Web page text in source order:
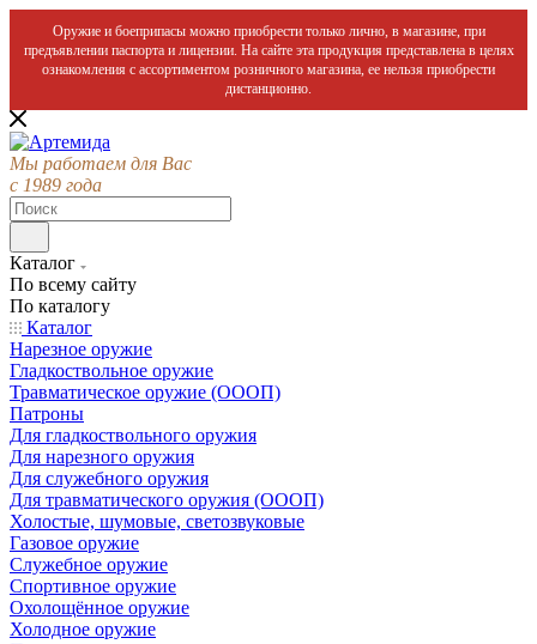
Оружие и боеприпасы можно приобрести только лично, в магазине, при
предъявлении паспорта и лицензии. На сайте эта продукция представлена в целях
ознакомления с ассортиментом розничного магазина, ее нельзя приобрести
дистанционно.
Мы работаем для Вас
с 1989 года
Каталог
По всему сайту
По каталогу
Каталог
Нарезное оружие
Гладкоствольное оружие
Травматическое оружие (ОООП)
Патроны
Для гладкоствольного оружия
Для нарезного оружия
Для служебного оружия
Для травматического оружия (ОООП)
Холостые, шумовые, светозвуковые
Газовое оружие
Служебное оружие
Спортивное оружие
Охолощённое оружие
Холодное оружие